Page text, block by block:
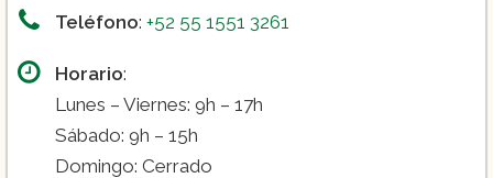
Teléfono: +52 55 1551 3261
Horario:
Lunes – Viernes: 9h – 17h
Sábado: 9h – 15h
Domingo: Cerrado